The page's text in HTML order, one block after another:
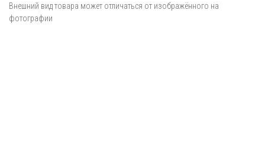
Внешний вид товара может отличаться от изображённого на
фотографии